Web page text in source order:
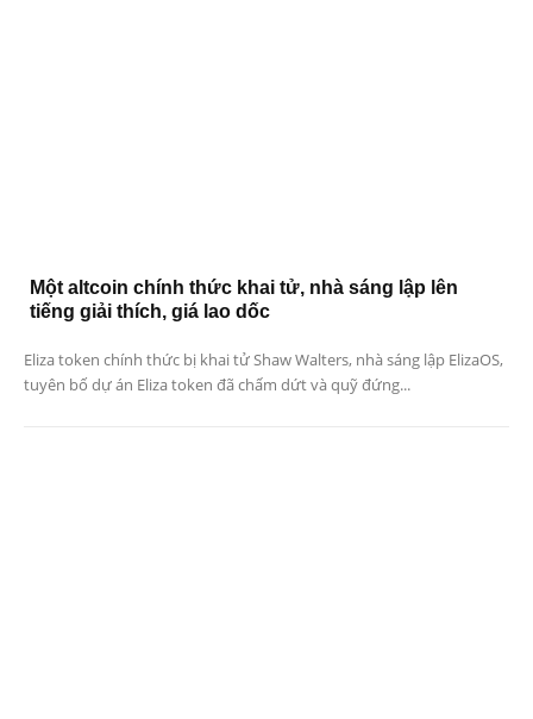
Một altcoin chính thức khai tử, nhà sáng lập lên
tiếng giải thích, giá lao dốc
Eliza token chính thức bị khai tử Shaw Walters, nhà sáng lập ElizaOS,
tuyên bố dự án Eliza token đã chấm dứt và quỹ đứng...